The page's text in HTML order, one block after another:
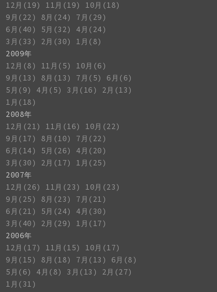
12月(19)
11月(19)
10月(18)
9月(22)
8月(24)
7月(29)
6月(40)
5月(32)
4月(24)
3月(33)
2月(30)
1月(8)
2009年
12月(8)
11月(5)
10月(6)
9月(13)
8月(13) 7月(5)
6月(6)
5月(9)
4月(5) 3月(16)
2月(13)
1月(18)
2008年
12月(21)
11月(16)
10月(22)
9月(17)
8月(10)
7月(22)
6月(14)
5月(26)
4月(20)
3月(30)
2月(17)
1月(25)
2007年
12月(26)
11月(23)
10月(23)
9月(25)
8月(23)
7月(21)
6月(21)
5月(24)
4月(30)
3月(40)
2月(29)
1月(17)
2006年
12月(17)
11月(15)
10月(17)
9月(15)
8月(18) 7月(13)
6月(8)
5月(6)
4月(8) 3月(13)
2月(27)
1月(31)